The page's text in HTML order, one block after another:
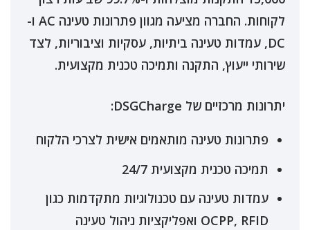
לקוחות. החברה מציעה מגוון פתרונות טעינה AC ו-
DC, עמדות טעינה ביתיות, עסקיות וציבוריות, לצד
שירותי ייעוץ, התקנה ותמיכה טכנית מקצועית.
יתרונות מרכזיים של DSGCharge:
פתרונות טעינה מותאמים אישית לצרכי הלקוח
תמיכה טכנית מקצועית 24/7
עמדות טעינה עם טכנולוגיות מתקדמות כגון
OCPP, RFID ואפליקציות ניהול טעינה